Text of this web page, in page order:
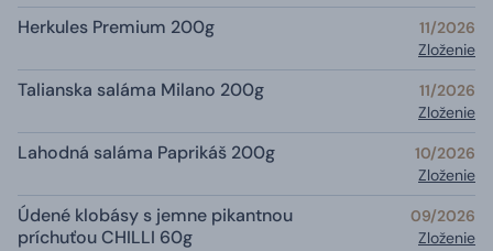
Herkules Premium 200g
11/2026
Zloženie
Talianska saláma Milano 200g
11/2026
Zloženie
Lahodná saláma Paprikáš 200g
10/2026
Zloženie
Údené klobásy s jemne pikantnou
príchuťou CHILLI 60g
09/2026
Zloženie